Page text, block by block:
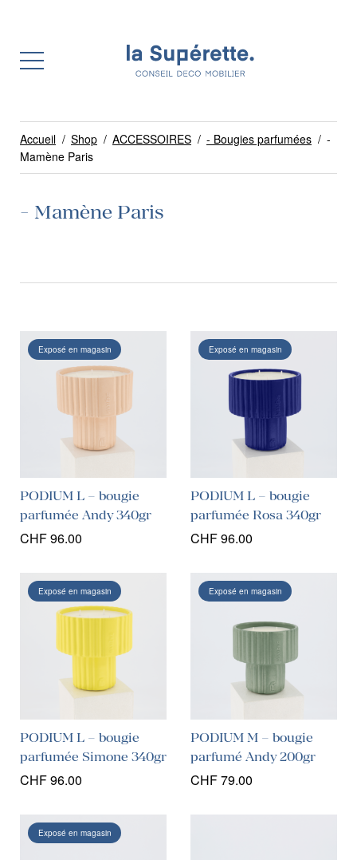
Accueil / Shop / ACCESSOIRES / - Bougies parfumées / -
Mamène Paris
- Mamène Paris
PODIUM L – bougie
parfumée Andy 340gr
CHF96.00
Exposé en magasin
PODIUM L – bougie
parfumée Rosa 340gr
CHF96.00
Exposé en magasin
PODIUM L – bougie
parfumée Simone 340gr
CHF96.00
Exposé en magasin
PODIUM M – bougie
parfumé Andy 200gr
CHF79.00
Exposé en magasin
Exposé en magasin